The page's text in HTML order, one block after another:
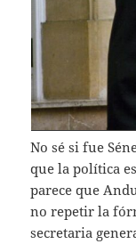
No sé si fue
que la política
parece que
no repetir la
secretaria